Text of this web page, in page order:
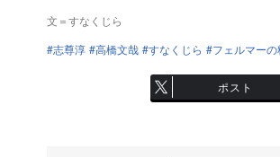
文＝すなくじら
志尊淳
高橋文哉 すなくじら フェルマーの
ポスト